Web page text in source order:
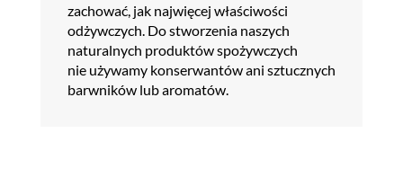
zachować, jak najwięcej właściwości
odżywczych. Do stworzenia naszych
naturalnych produktów spożywczych
nie używamy konserwantów ani sztucznych
barwników lub aromatów.